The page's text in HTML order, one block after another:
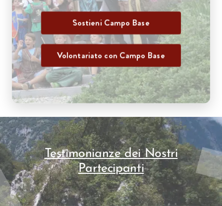
Sostieni Campo Base
Volontariato con Campo Base
Testimonianze dei Nostri
Partecipanti